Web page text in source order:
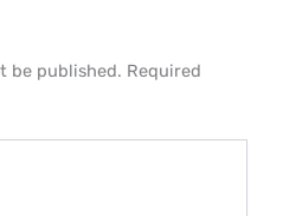
be published. Required